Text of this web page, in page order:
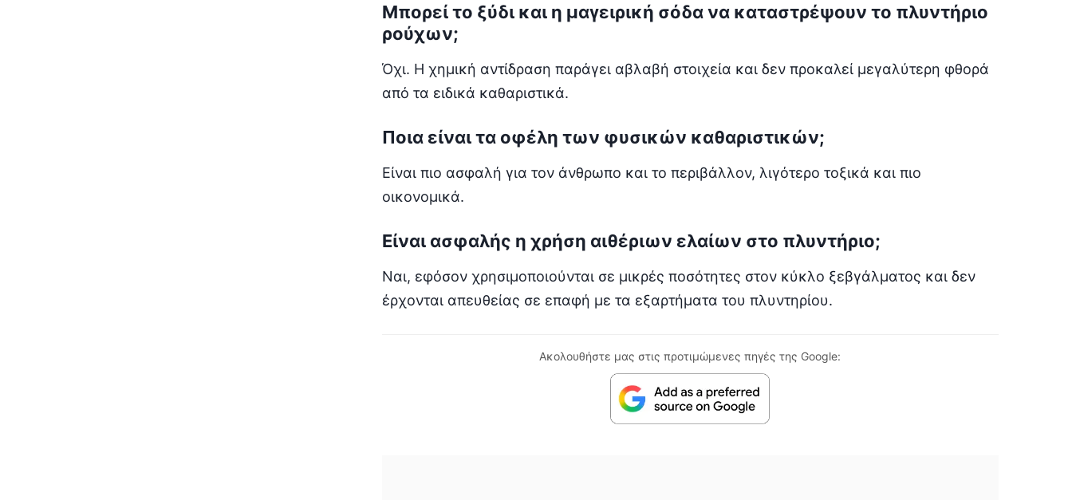
Μπορεί το ξύδι και η μαγειρική σόδα να καταστρέψουν το πλυντήριο
ρούχων;
Όχι. Η χημική αντίδραση παράγει αβλαβή στοιχεία και δεν προκαλεί μεγαλύτερη φθορά
από τα ειδικά καθαριστικά.
Ποια είναι τα οφέλη των φυσικών καθαριστικών;
Είναι πιο ασφαλή για τον άνθρωπο και το περιβάλλον, λιγότερο τοξικά και πιο
οικονομικά.
Είναι ασφαλής η χρήση αιθέριων ελαίων στο πλυντήριο;
Ναι, εφόσον χρησιμοποιούνται σε μικρές ποσότητες στον κύκλο ξεβγάλματος και δεν
έρχονται απευθείας σε επαφή με τα εξαρτήματα του πλυντηρίου.
Ακολουθήστε μας στις προτιμώμενες πηγές της Google: